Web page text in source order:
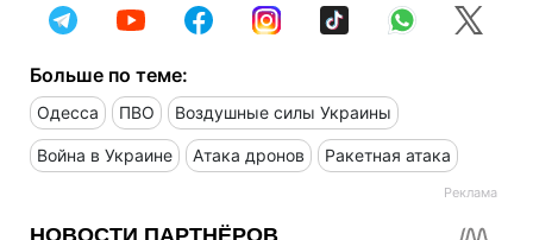
Больше по теме:
Одесса ПВО Воздушные силы Украины
Война в Украине Атака дронов Ракетная атака